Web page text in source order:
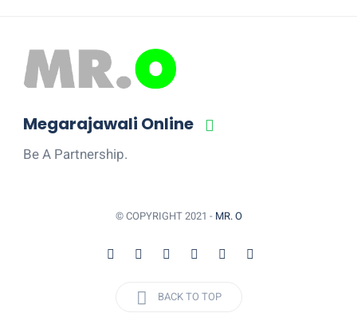
Megarajawali Online
Be A Partnership.
© COPYRIGHT 2021 - MR. O
BACK TO TOP